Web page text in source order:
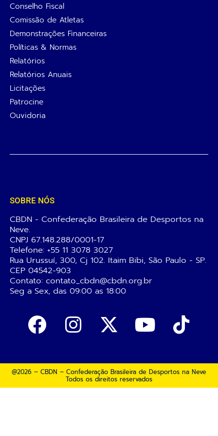
Conselho Fiscal
Comissão de Atletas
Demonstrações Financeiras
Políticas & Normas
Relatórios
Relatórios Anuais
Licitações
Patrocine
Ouvidoria
SOBRE NÓS
CBDN - Confederação Brasileira de Desportos na
Neve.
CNPJ 67.148.288/0001-17
Telefone: +55 11 3078 3027
Rua Urussuí, 300, Cj 102. Itaim Bibi, São Paulo - SP.
CEP 04542-903
Contato: contato_cbdn@cbdn.org.br
Seg a Sex, das 09:00 as 18:00
@2026 – CBDN – Confederação Brasileira de Desportos na Neve
Todos os direitos reservados